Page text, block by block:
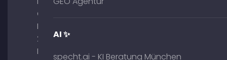
Obelisk
Briennerstr.
29 80333
München
AI ✨
specht.ai - KI Beratung München